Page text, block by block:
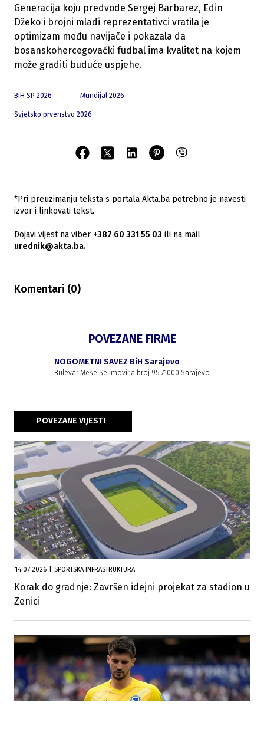
Generacija koju predvode Sergej Barbarez, Edin
Džeko i brojni mladi reprezentativci vratila je
optimizam među navijače i pokazala da
bosanskohercegovački fudbal ima kvalitet na kojem
može graditi buduće uspjehe.
BiH SP 2026 Mundijal 2026
Svjetsko prvenstvo 2026
*Pri preuzimanju teksta s portala Akta.ba potrebno je navesti
izvor i linkovati tekst.
Dojavi vijest na viber +387 60 331 55 03 ili na mail
urednik@akta.ba.
Komentari (0)
POVEZANE FIRME
NOGOMETNI SAVEZ BiH Sarajevo
Bulevar Meše Selimovića broj 95 71000 Sarajevo
POVEZANE VIJESTI
14.07.2026 SPORTSKA INFRASTRUKTURA
Korak do gradnje: Završen idejni projekat za stadion u
Zenici